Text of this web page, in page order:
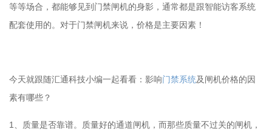
等等场合，都能够见到门禁闸机的身影，通常都是跟智能访客系统
配套使用的。对于门禁闸机来说，价格是主要因素！
今天就跟随汇通科技小编一起看看：影响门禁系统及闸机价格的因
素有哪些？
1、质量是否靠谱。质量好的通道闸机，而那些质量不过关的闸机，